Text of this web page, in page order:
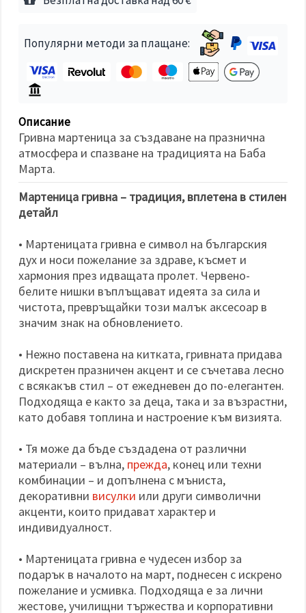
и кликнеш
"Запази"
всички
Настройки
на
бисквитките
Популярни методи за плащане:
Описание
Гривна мартеница за създаване на празнична
атмосфера и спазване на традицията на Баба
Марта.
Мартеница гривна – традиция, вплетена в стилен
детайл
• Мартеницата гривна е символ на българския
дух и носи пожелание за здраве, късмет и
хармония през идващата пролет. Червено-
белите нишки въплъщават идеята за сила и
чистота, превръщайки този малък аксесоар в
значим знак на обновлението.
• Нежно поставена на китката, гривната придава
дискретен празничен акцент и се съчетава лесно
с всякакъв стил – от ежедневен до по-елегантен.
Подходяща е както за деца, така и за възрастни,
като добавя топлина и настроение към визията.
• Тя може да бъде създадена от различни
материали – вълна, прежда, конец или техни
комбинации – и допълнена с мъниста,
декоративни висулки или други символични
акценти, които придават характер и
индивидуалност.
• Мартеницата гривна е чудесен избор за
подарък в началото на март, поднесен с искрено
пожелание и усмивка. Подходяща е за лични
жестове, училищни тържества и корпоративни